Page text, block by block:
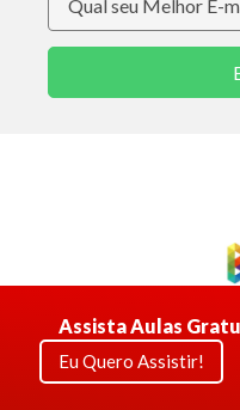
Assista Aulas
Eu Quero Assistir!
© 2020 ·Marketing com